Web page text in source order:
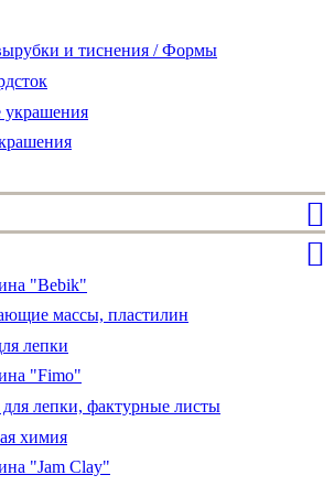
и тиснения / Формы
украшения
"Bebik"
массы, пластилин
лепки
"Fimo"
лепки, фактурные листы
химия
"Jam Clay"